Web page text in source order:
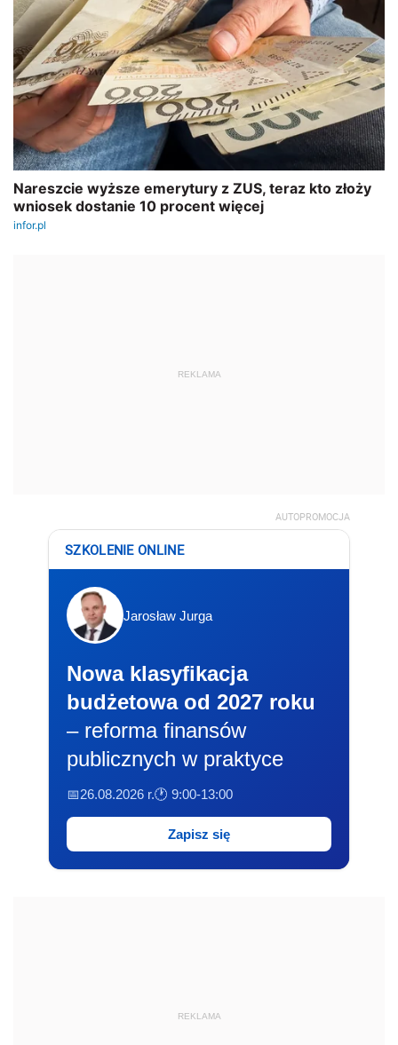
REKLAMA
AUTOPROMOCJA
SZKOLENIE ONLINE
Jarosław Jurga
Nowa klasyfikacja
budżetowa od 2027 roku
– reforma finansów
publicznych w praktyce
📅26.08.2026 r.🕐 9:00-13:00
Zapisz się
REKLAMA